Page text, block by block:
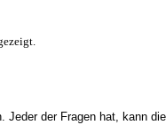
der Fragen hat, kann